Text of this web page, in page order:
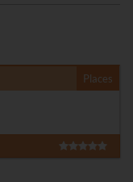
Places